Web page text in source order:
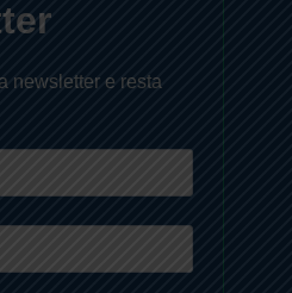
newsletter e resta